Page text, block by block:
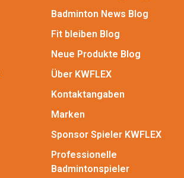
Badminton News Blog
Fit bleiben Blog
Neue Produkte Blog
Über KWFLEX
Kontaktangaben
Marken
Sponsor Spieler KWFLEX
Professionelle
Badmintonspieler